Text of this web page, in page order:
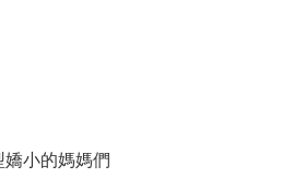
小的媽媽們